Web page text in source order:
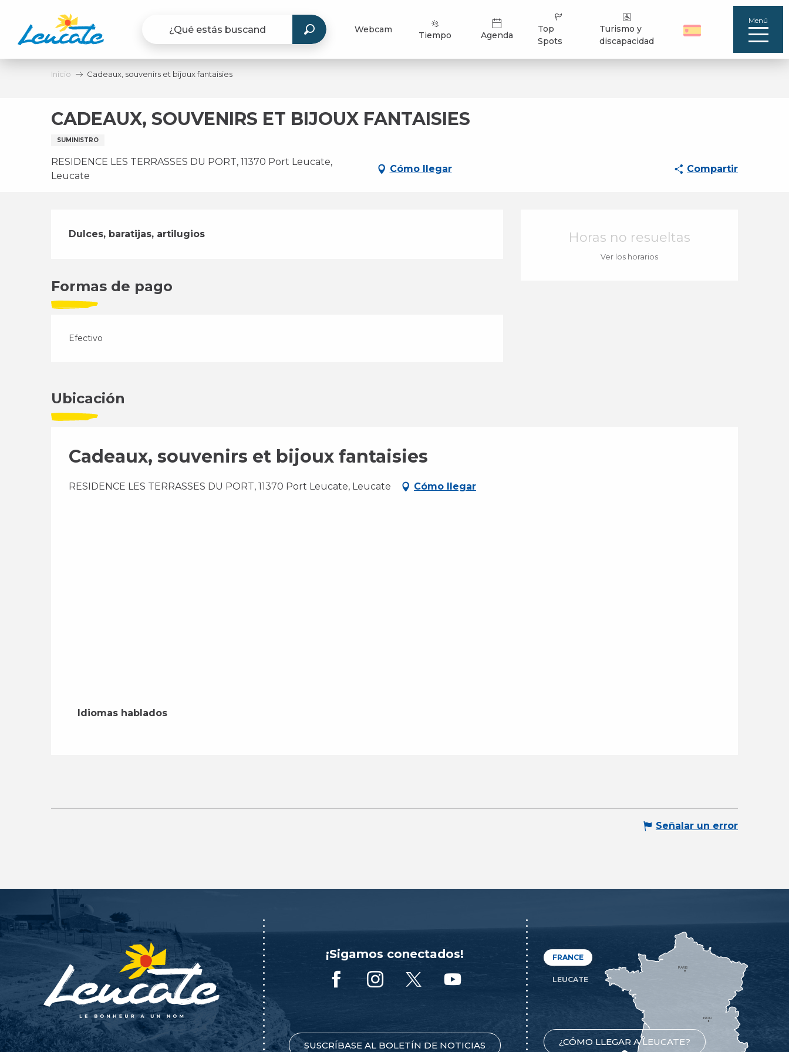
contenu
principal
Webcam
Tiempo Agenda
Top
Spots
Turismo y
discapacidad
Menú
Inicio Cadeaux, souvenirs et bijoux fantaisies
CADEAUX, SOUVENIRS ET BIJOUX FANTAISIES
SUMINISTRO
RESIDENCE LES TERRASSES DU PORT, 11370 Port Leucate,
Leucate
Cómo llegar Compartir
Horarios y datos de
Horas no resueltas
Ver los horarios
Descripción
Dulces, baratijas, artilugios
Formas de pago
Efectivo
Ubicación
Cadeaux, souvenirs et bijoux fantaisies
RESIDENCE LES TERRASSES DU PORT, 11370 Port Leucate, Leucate Cómo llegar
Idiomas hablados
Idiomas hablados
Señalar un error
¡Sigamos conectados!
SUSCRÍBASE AL BOLETÍN DE NOTICIAS
FRANCE
LEUCATE
¿CÓMO LLEGAR A LEUCATE?
LYON
PARIS